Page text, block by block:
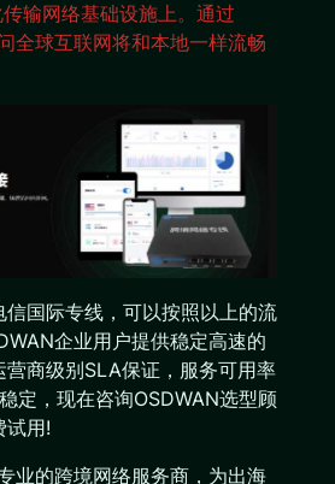
输网络基础设施上。通过
全球互联网将和本地一样流畅
国际专线，可以按照以上的流
企业用户提供稳定高速的
营商级别SLA保证，服务可用率
定，现在咨询OSDWAN选型顾
试用!
业的跨境网络服务商，为出海